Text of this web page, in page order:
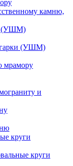
камню,
(УШМ)
(УШМ)
мрамору
и
круги
круги